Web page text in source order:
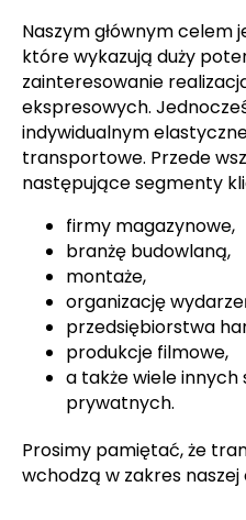
Naszym głównym celem
które wykazują duży
zainteresowanie
ekspresowych.
indywidualnym
transportowe. Przede
następujące segmenty
firmy magazynowe,
branżę budowlaną,
montaże,
organizację
przedsiębiorstwa
produkcje filmowe,
a także wiele
prywatnych.
Prosimy pamiętać, że
wchodzą w zakres